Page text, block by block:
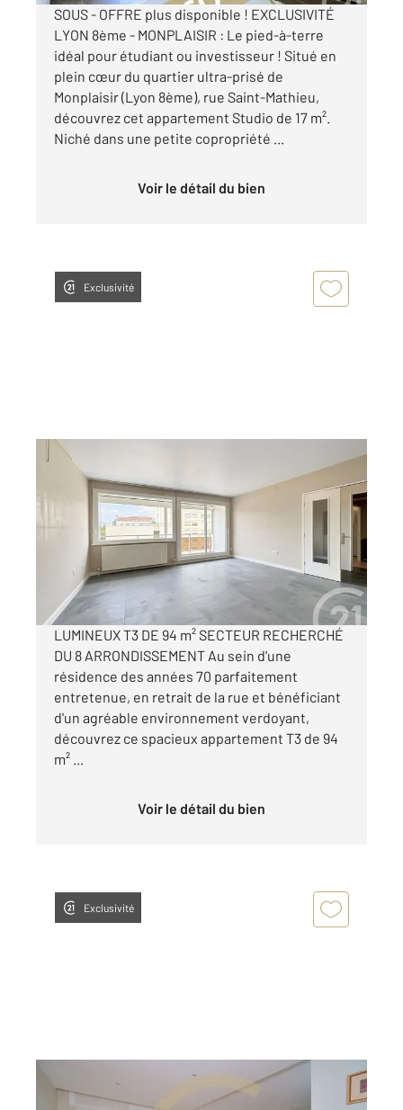
SOUS - OFFRE plus disponible ! EXCLUSIVITÉ
LYON 8ème - MONPLAISIR : Le pied-à-terre
idéal pour étudiant ou investisseur ! Situé en
plein cœur du quartier ultra-prisé de
Monplaisir (Lyon 8ème), rue Saint-Mathieu,
découvrez cet appartement Studio de 17 m².
Niché dans une petite copropriété ...
Voir le détail du bien
Exclusivité
LYON 69008
94,68 m2, 3 pièces
Ref : 2070
Appartement F4 à vendre
344 000 €
Visiter le site dédié
LUMINEUX T3 DE 94 m² SECTEUR RECHERCHÉ
DU 8 ARRONDISSEMENT Au sein d'une
résidence des années 70 parfaitement
entretenue, en retrait de la rue et bénéficiant
d'un agréable environnement verdoyant,
découvrez ce spacieux appartement T3 de 94
m² ...
Voir le détail du bien
Exclusivité
LYON 69008
107,75 m2, 4 pièces